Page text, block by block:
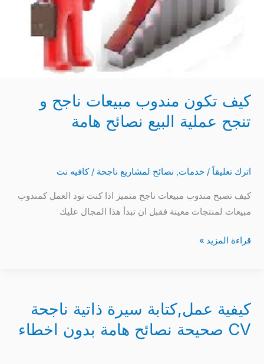
كيف تكون مندوب مبيعات ناجح و
تنجح عملية البيع نصائح هامة
اترك تعليقاً /خدمات,نصائح لمشاريع ناجحة/كافيه نت
كيف تصبح مندوب مبيعات ناجح متميز اذا كنت تود العمل كمندوب
مبيعات لمنتجات معينة فقبل ان تبدأ هذا المجال عليك
قراءة المزيد »
كيفية عمل,كتابة سيرة ذاتية ناجحة
CV صحيحة نصائح هامة بدون اخطاء
كيفية
عمل,كتابة
سيرة